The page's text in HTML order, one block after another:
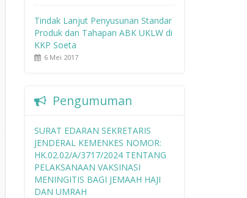
Tindak Lanjut Penyusunan Standar
Produk dan Tahapan ABK UKLW di
KKP Soeta
6 Mei 2017
Pengumuman
SURAT EDARAN SEKRETARIS
JENDERAL KEMENKES NOMOR:
HK.02.02/A/3717/2024 TENTANG
PELAKSANAAN VAKSINASI
MENINGITIS BAGI JEMAAH HAJI
DAN UMRAH